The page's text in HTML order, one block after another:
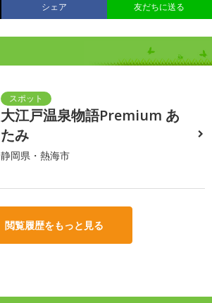
シェア 友だちに送る
大江戸温泉物語Premium あ
たみ
静岡県・熱海市
閲覧履歴をもっと見る